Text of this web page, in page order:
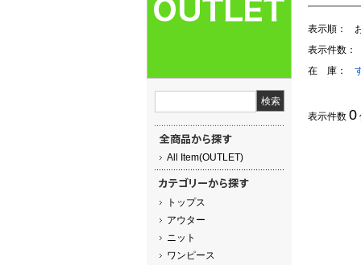
All Item(OUTLET)
トップス
アウター
ニット
ワンピース
表示順：
表示件数：
在 庫：
表示件数 0